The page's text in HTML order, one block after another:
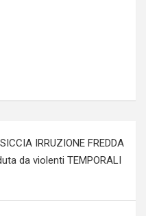
IRRUZIONE FREDDA
da violenti TEMPORALI